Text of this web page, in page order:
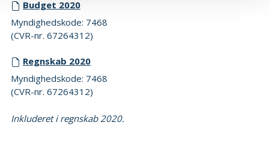
Budget 2020
Myndighedskode: 7468
(CVR-nr. 67264312)
Regnskab 2020
Myndighedskode: 7468
(CVR-nr. 67264312)
Inkluderet i regnskab 2020.